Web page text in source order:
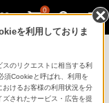
0
を利用しておりま
のリクエストに相当する利
須Cookieと呼ばれ、利用を
けるお客様の利用状況を分
されたサービス・広告を提